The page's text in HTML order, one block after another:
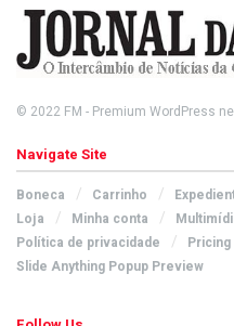
© 2022 FM - Premium WordPress
Navigate Site
Boneca Carrinho
Loja
Minha conta
Política de privacidade
Pricing
Slide Anything Popup Preview